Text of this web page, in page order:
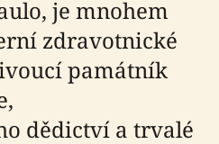
je mnohem
zdravotnické
památník
dědictví a trvalé